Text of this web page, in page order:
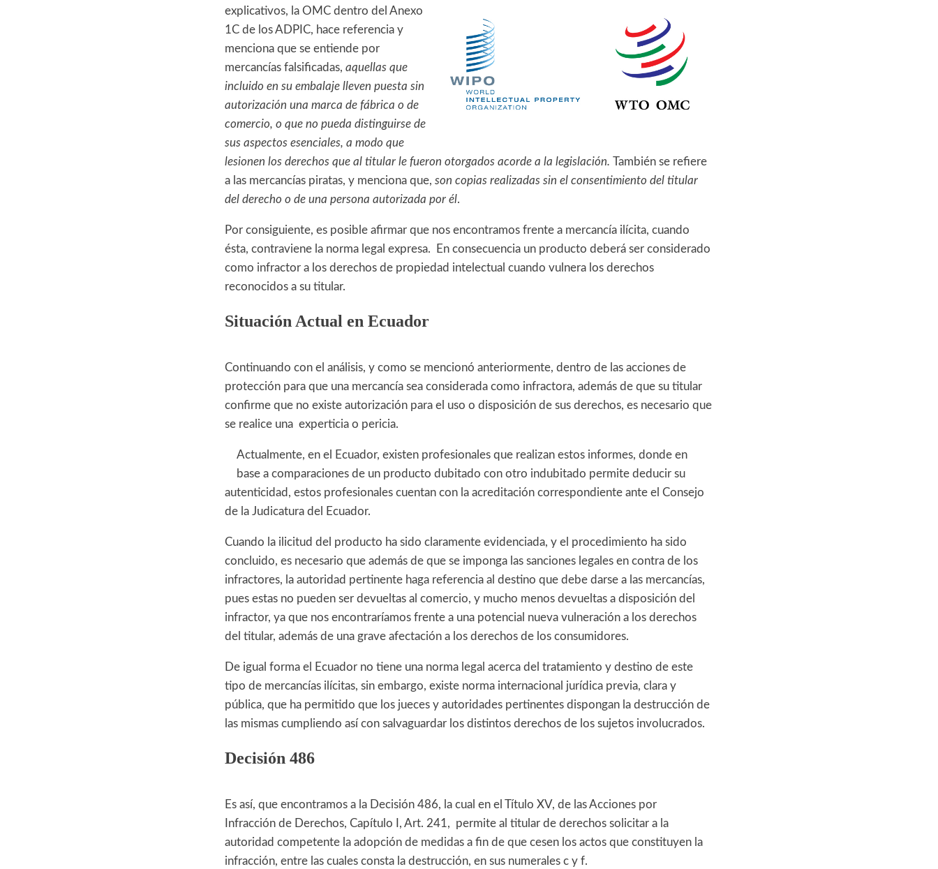
explicativos, la OMC dentro del Anexo
1C de los ADPIC, hace referencia y
menciona que se entiende por
mercancías falsificadas, aquellas que
incluido en su embalaje lleven puesta sin
autorización una marca de fábrica o de
comercio, o que no pueda distinguirse de
sus aspectos esenciales, a modo que
lesionen los derechos que al titular le fueron otorgados acorde a la legislación. También se refiere
a las mercancías piratas, y menciona que, son copias realizadas sin el consentimiento del titular
del derecho o de una persona autorizada por él.
Por consiguiente, es posible afirmar que nos encontramos frente a mercancía ilícita, cuando
ésta, contraviene la norma legal expresa. En consecuencia un producto deberá ser considerado
como infractor a los derechos de propiedad intelectual cuando vulnera los derechos
reconocidos a su titular.
Situación Actual en Ecuador
Continuando con el análisis, y como se mencionó anteriormente, dentro de las acciones de
protección para que una mercancía sea considerada como infractora, además de que su titular
confirme que no existe autorización para el uso o disposición de sus derechos, es necesario que
se realice una experticia o pericia.
Actualmente, en el Ecuador, existen profesionales que realizan estos informes, donde en
base a comparaciones de un producto dubitado con otro indubitado permite deducir su
autenticidad, estos profesionales cuentan con la acreditación correspondiente ante el Consejo
de la Judicatura del Ecuador.
Cuando la ilicitud del producto ha sido claramente evidenciada, y el procedimiento ha sido
concluido, es necesario que además de que se imponga las sanciones legales en contra de los
infractores, la autoridad pertinente haga referencia al destino que debe darse a las mercancías,
pues estas no pueden ser devueltas al comercio, y mucho menos devueltas a disposición del
infractor, ya que nos encontraríamos frente a una potencial nueva vulneración a los derechos
del titular, además de una grave afectación a los derechos de los consumidores.
De igual forma el Ecuador no tiene una norma legal acerca del tratamiento y destino de este
tipo de mercancías ilícitas, sin embargo, existe norma internacional jurídica previa, clara y
pública, que ha permitido que los jueces y autoridades pertinentes dispongan la destrucción de
las mismas cumpliendo así con salvaguardar los distintos derechos de los sujetos involucrados.
Decisión 486
Es así, que encontramos a la Decisión 486, la cual en el Título XV, de las Acciones por
Infracción de Derechos, Capítulo I, Art. 241, permite al titular de derechos solicitar a la
autoridad competente la adopción de medidas a fin de que cesen los actos que constituyen la
infracción, entre las cuales consta la destrucción, en sus numerales c y f.